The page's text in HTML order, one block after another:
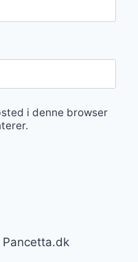
i denne browser